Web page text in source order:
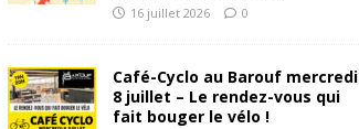
16 juillet 2026 0
Café-Cyclo au Barouf mercredi
8 juillet – Le rendez-vous qui
fait bouger le vélo !